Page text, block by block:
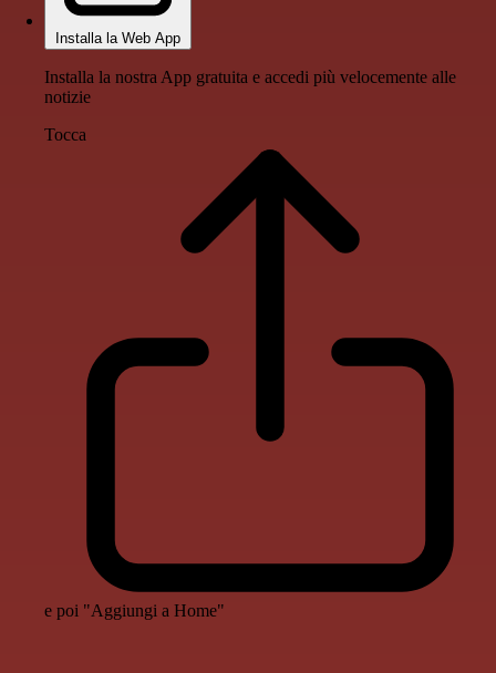
Installa la Web App
Installa la nostra App gratuita e accedi più velocemente alle
notizie
Tocca
e poi "Aggiungi a Home"